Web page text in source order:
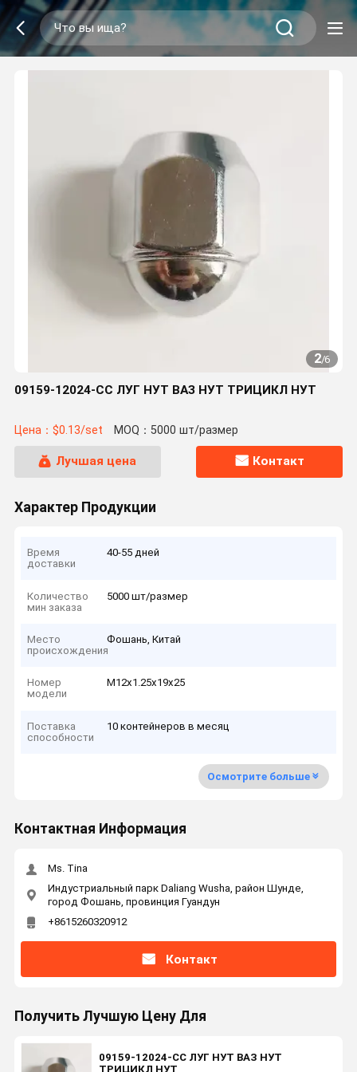
2/6
09159-12024-CC ЛУГ НУТ ВАЗ НУТ ТРИЦИКЛ НУТ
Цена：$0.13/set MOQ：5000 шт/размер
Лучшая цена Контакт
Характер Продукции
Время
доставки
40-55 дней
Количество
мин заказа
5000 шт/размер
Место
происхождения
Фошань, Китай
Номер
модели
M12x1.25x19x25
Поставка
способности
10 контейнеров в месяц
Осмотрите больше
Контактная Информация
Ms. Tina
Индустриальный парк Daliang Wusha, район Шунде,
город Фошань, провинция Гуандун
+8615260320912
Контакт
Получить Лучшую Цену Для
09159-12024-CC ЛУГ НУТ ВАЗ НУТ
ТРИЦИКЛ НУТ